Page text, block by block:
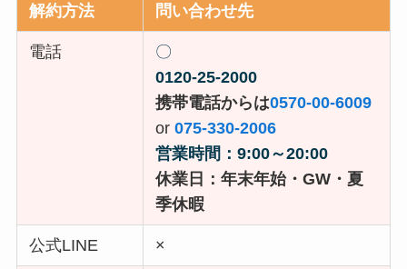
解約方法 問い合わせ先
電話
〇
0120-25-2000
携帯電話からは0570-00-6009
or075-330-2006
営業時間：9:00～20:00
休業日：年末年始・GW・夏
季休暇
公式LINE ×